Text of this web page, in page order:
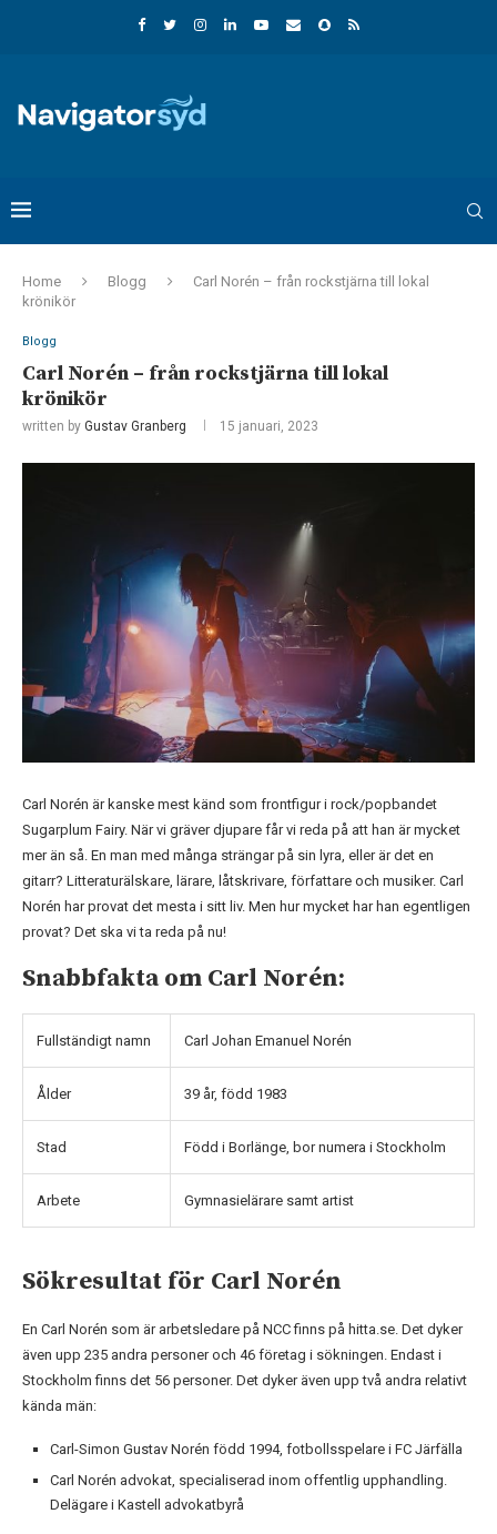
Home Blogg
Carl Norén – från rockstjärna till lokal
krönikör
Blogg
Carl Norén – från rockstjärna till lokal
krönikör
written by Gustav Granberg 15 januari, 2023
Carl Norén är kanske mest känd som frontfigur i rock/popbandet
Sugarplum Fairy. När vi gräver djupare får vi reda på att han är mycket
mer än så. En man med många strängar på sin lyra, eller är det en
gitarr? Litteraturälskare, lärare, låtskrivare, författare och musiker. Carl
Norén har provat det mesta i sitt liv. Men hur mycket har han egentligen
provat? Det ska vi ta reda på nu!
Snabbfakta om Carl Norén:
Fullständigt namn Carl Johan Emanuel Norén
Ålder 39 år, född 1983
Stad Född i Borlänge, bor numera i Stockholm
Arbete Gymnasielärare samt artist
Sökresultat för Carl Norén
En Carl Norén som är arbetsledare på NCC finns på hitta.se. Det dyker
även upp 235 andra personer och 46 företag i sökningen. Endast i
Stockholm finns det 56 personer. Det dyker även upp två andra relativt
kända män:
Carl-Simon Gustav Norén född 1994, fotbollsspelare i FC Järfälla
Carl Norén advokat, specialiserad inom offentlig upphandling.
Delägare i Kastell advokatbyrå